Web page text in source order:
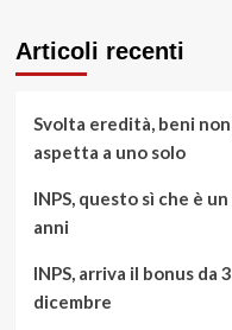
Articoli recenti
Svolta eredità, beni
aspetta a uno solo
INPS, questo sì che è
anni
INPS, arriva il bonus da
dicembre